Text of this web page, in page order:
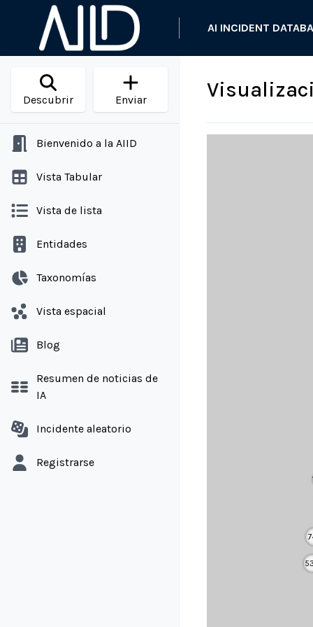
AI INCIDENT
Descubrir Enviar
Bienvenido a la AIID
Vista Tabular
Vista de lista
Entidades
Taxonomías
Vista espacial
Blog
Resumen de noticias de
IA
Incidente aleatorio
Registrarse